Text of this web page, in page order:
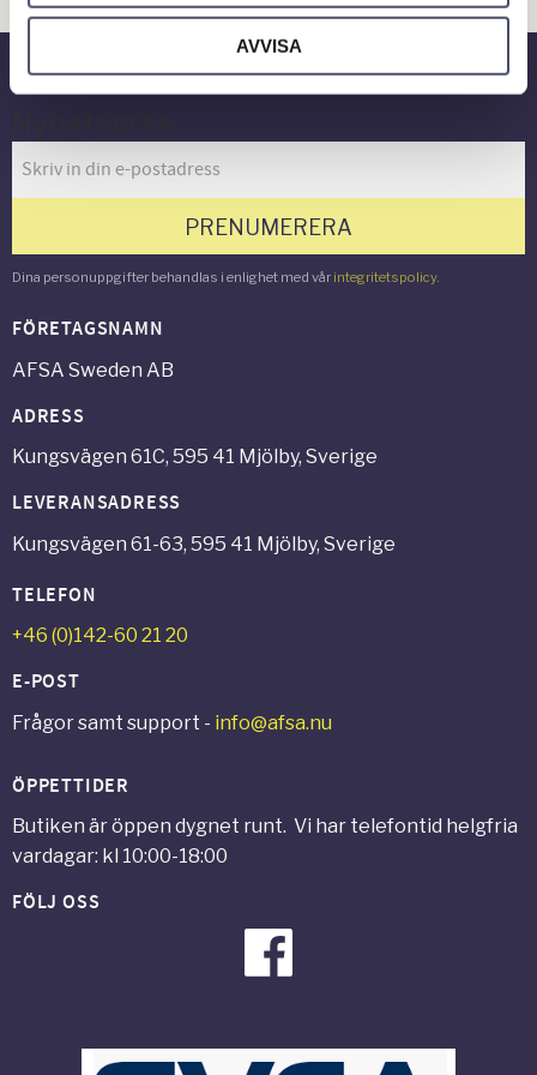
AVVISA
Gård & Grönyta
PRENUMERERA
Dina personuppgifter behandlas i enlighet med vår integritetspolicy.
FÖRETAGSNAMN
AFSA Sweden AB
ADRESS
Kungsvägen 61C, 595 41 Mjölby, Sverige
LEVERANSADRESS
Kungsvägen 61-63, 595 41 Mjölby, Sverige
TELEFON
+46 (0)142-60 21 20
E-POST
Frågor samt support - info@afsa.nu
ÖPPETTIDER
Butiken är öppen dygnet runt. Vi har telefontid helgfria
vardagar: kl 10:00-18:00
FÖLJ OSS